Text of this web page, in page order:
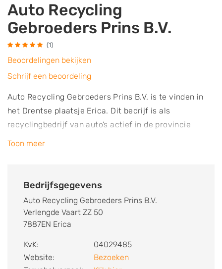
Auto Recycling
Gebroeders Prins B.V.
(1)
Beoordelingen bekijken
Schrijf een beoordeling
Auto Recycling Gebroeders Prins B.V. is te vinden in
het Drentse plaatsje Erica. Dit bedrijf is als
recyclingbedrijf van auto’s actief in de provincie
Drenthe en bestaat al sinds 1981. De autosloperij
van een KZD *** certificaat (Kwaliteit Zorg
Nederland), lid van branchevereniging voor
demontagebedrijven in Nederland Stiba en door de
organisatie heeft het bedrijf de bevoegdheid gegeven
om vrijwaringsbewijzen af te geven. De onderneming
Toon meer
Bedrijfsgegevens
Auto Recycling Gebroeders Prins B.V.
Verlengde Vaart ZZ 50
7887EN Erica
KvK:
04029485
Website:
Bezoeken